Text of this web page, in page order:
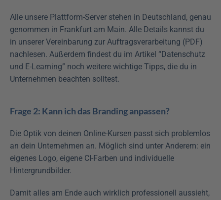
Alle unsere Plattform-Server stehen in Deutschland, genau
genommen in Frankfurt am Main. Alle Details kannst du
in unserer Vereinbarung zur Auftragsverarbeitung (PDF)
nachlesen. Außerdem findest du im Artikel “Datenschutz
und E-Learning” noch weitere wichtige Tipps, die du in
Unternehmen beachten solltest.
Frage 2: Kann ich das Branding anpassen?
Die Optik von deinen Online-Kursen passt sich problemlos
an dein Unternehmen an. Möglich sind unter Anderem: ein
eigenes Logo, eigene CI-Farben und individuelle
Hintergrundbilder.
Damit alles am Ende auch wirklich professionell aussieht,